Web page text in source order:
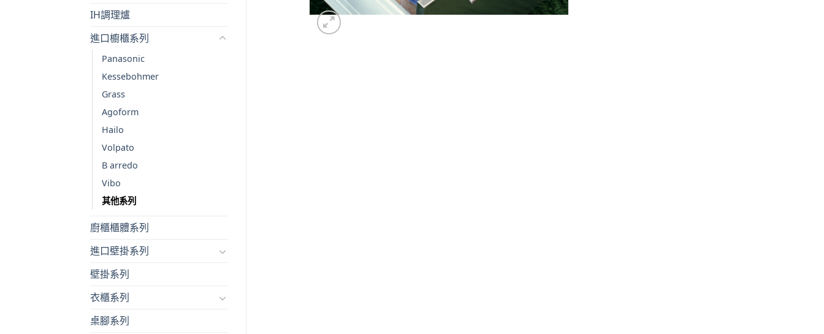
IH調理爐
進口櫥櫃系列
Panasonic
Kessebohmer
Grass
Agoform
Hailo
Volpato
B arredo
Vibo
其他系列
廚櫃櫃體系列
進口壁掛系列
壁掛系列
衣櫃系列
桌腳系列